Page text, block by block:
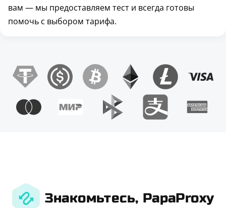
вам — мы предоставляем тест и всегда готовы
помочь с выбором тарифа.
Знакомьтесь, PapaProxy